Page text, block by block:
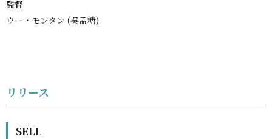
監督
ウー・モンタン (吳孟糖)
リリース
SELL